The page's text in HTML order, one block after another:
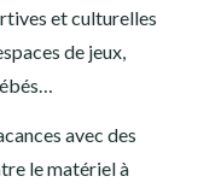
et culturelles
de jeux,
avec des
le matériel à